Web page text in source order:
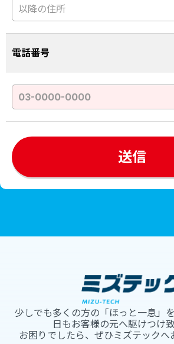
電話番号
少しでも多くの方の「ほっと一息」
日もお客様の元へ駆けつけ致
お困りでしたら、ぜひミズテックへ